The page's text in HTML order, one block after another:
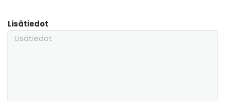
Lisätiedot